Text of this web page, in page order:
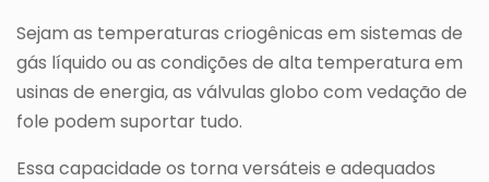
Sejam as temperaturas criogênicas em sistemas de
gás líquido ou as condições de alta temperatura em
usinas de energia, as válvulas globo com vedação de
fole podem suportar tudo.
Essa capacidade os torna versáteis e adequados